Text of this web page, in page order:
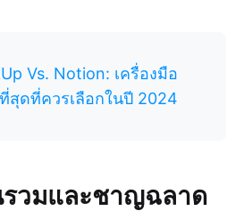
Vs. Notion: เครื่องมือ
สุดที่ควรเลือกในปี 2024
วมและชาญฉลาด